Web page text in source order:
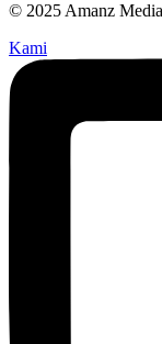
© 2025 Amanz
Kami